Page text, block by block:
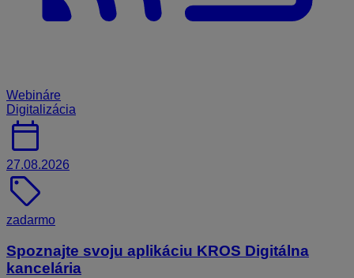
Webináre
Digitalizácia
calendar_today
27.08.2026
sell
zadarmo
Spoznajte svoju aplikáciu KROS Digitálna
kancelária